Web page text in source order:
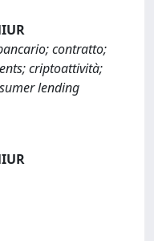
contratto;
criptoattività;
lending